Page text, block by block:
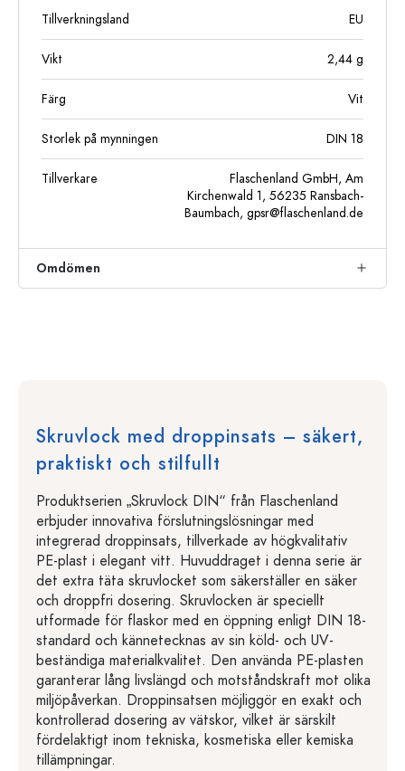
Tillverkningsland EU
Vikt 2,44 g
Färg Vit
Storlek på mynningen DIN 18
Tillverkare
Flaschenland GmbH, Am
Kirchenwald 1, 56235 Ransbach-
Baumbach, gpsr@flaschenland.de
Omdömen
Skruvlock med droppinsats – säkert,
praktiskt och stilfullt
Produktserien „Skruvlock DIN“ från Flaschenland
erbjuder innovativa förslutningslösningar med
integrerad droppinsats, tillverkade av högkvalitativ
PE-plast i elegant vitt. Huvuddraget i denna serie är
det extra täta skruvlocket som säkerställer en säker
och droppfri dosering. Skruvlocken är speciellt
utformade för flaskor med en öppning enligt DIN 18-
standard och kännetecknas av sin köld- och UV-
beständiga materialkvalitet. Den använda PE-plasten
garanterar lång livslängd och motståndskraft mot olika
miljöpåverkan. Droppinsatsen möjliggör en exakt och
kontrollerad dosering av vätskor, vilket är särskilt
fördelaktigt inom tekniska, kosmetiska eller kemiska
tillämpningar.